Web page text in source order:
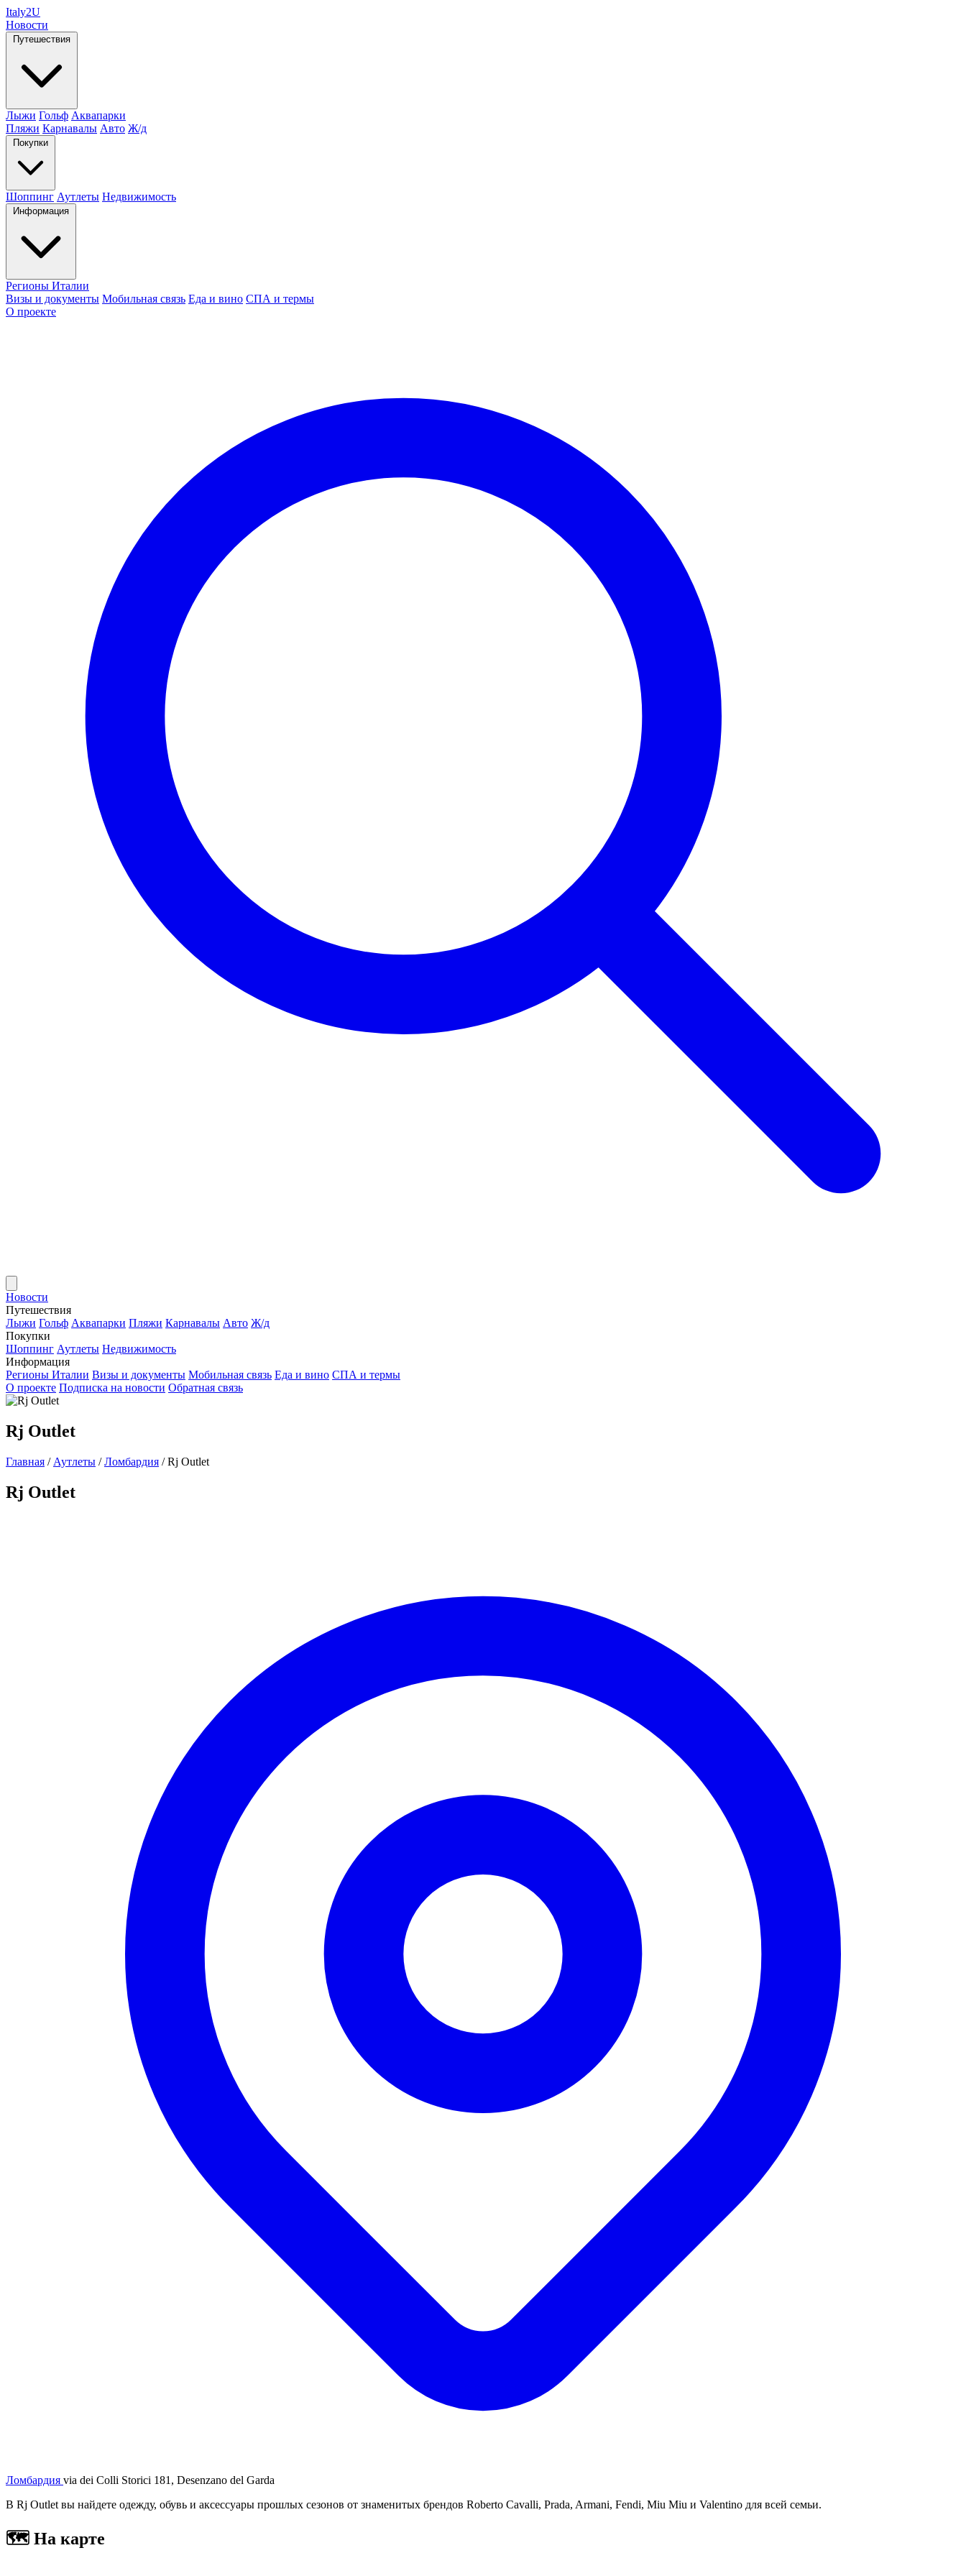
Italy2U
Новости
Путешествия
Лыжи Гольф Аквапарки
Пляжи Карнавалы Авто Ж/д
Покупки
Шоппинг Аутлеты Недвижимость
Информация
Регионы Италии
Визы и документы Мобильная связь Еда и вино СПА и термы
О проекте
Новости
Путешествия
Лыжи Гольф Аквапарки Пляжи Карнавалы Авто Ж/д
Покупки
Шоппинг Аутлеты Недвижимость
Информация
Регионы Италии Визы и документы Мобильная связь Еда и вино СПА и термы
О проекте Подписка на новости Обратная связь
Rj Outlet
Главная / Аутлеты / Ломбардия / Rj Outlet
Rj Outlet
Ломбардия via dei Colli Storici 181, Desenzano del Garda
В Rj Outlet вы найдете одежду, обувь и аксессуары прошлых сезонов от знаменитых брендов Roberto Cavalli, Prada, Armani, Fendi, Miu Miu и Valentino для всей семьи.
🗺 На карте